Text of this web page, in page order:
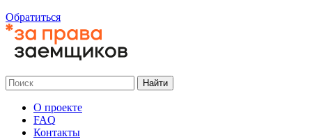
Обратиться
О проекте
FAQ
Контакты